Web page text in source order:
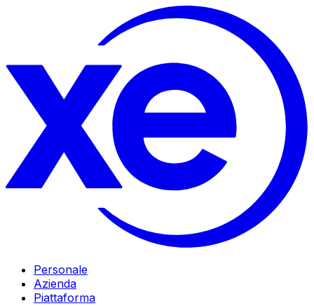
Personale
Azienda
Piattaforma